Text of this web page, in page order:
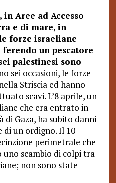
Aree ad Accesso
e di mare, in
forze israeliane
un pescatore
palestinesi sono
sei occasioni, le forze
Striscia ed hanno
scavi. L’8 aprile, un
che era entrato in
di Gaza, ha subito danni
di un ordigno. Il 10
perimetrale che
uno scambio di colpi tra
non sono state